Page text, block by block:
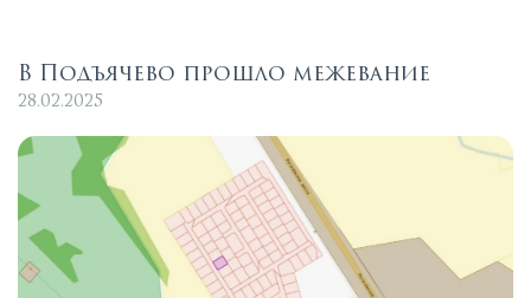
В Подъячево прошло межевание
28.02.2025